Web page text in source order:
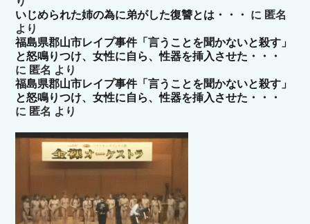
いじめられた姉の為に弟がした復讐とは・・・
に 匿名
より
福島県郡山市レイプ事件「言うことを聞かないと殺す」
と怒鳴りつけ、女性に自ら、性器を挿入させた・・・
に 匿名 より
福島県郡山市レイプ事件「言うことを聞かないと殺す」
と怒鳴りつけ、女性に自ら、性器を挿入させた・・・
に 匿名 より